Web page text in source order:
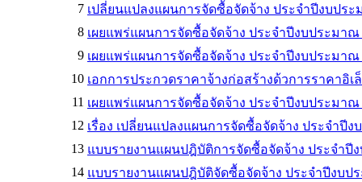
7 เปลี่ยนแปลงแผนการจัดซื้อจัดจ้าง ประจำปีงบประ
8 เผยแพร่แผนการจัดซื้อจัดจ้าง ประจำปีงบประมาณ
9 เผยแพร่แผนการจัดซื้อจัดจ้าง ประจำปีงบประมาณ
10 เอกการประกวดราคาจ้างก่อสร้างด้วการราคาอิ
11 เผยแพร่แผนการจัดซื้อจัดจ้าง ประจำปีงบประมาณ
12 เรื่อง เปลี่ยนแปลงแผนการจัดซื้อจัดจ้าง ประจำปี
13 แบบรายงานแผนปฎิบัติการจัดซื้อจัดจ้าง ประจำปี
14 แบบรายงานแผนปฎิบัติจัดซื้อจัดจ้าง ประจำปีงบป